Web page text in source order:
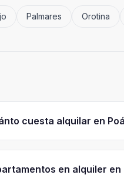
Palmares Orotina
cuesta alquilar en
en alquiler en